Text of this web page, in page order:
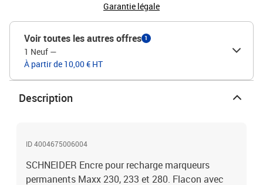
Garantie légale
Voir toutes les autres offres 1
1 Neuf —
À partir de 10,00 € HT
Description
ID 4004675006004
SCHNEIDER Encre pour recharge marqueurs
permanents Maxx 230, 233 et 280. Flacon avec